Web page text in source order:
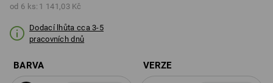
od 6 ks: 1 141,03 Kč
Dodací lhůta cca 3-5
pracovních dnů
BARVA VERZE